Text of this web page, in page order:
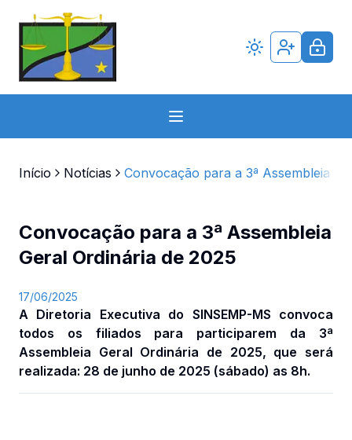
Início Notícias Convocação para a 3ª Assembleia
Convocação para a 3ª Assembleia
Geral Ordinária de 2025
17/06/2025
A Diretoria Executiva do SINSEMP-MS convoca
todos os filiados para participarem da 3ª
Assembleia Geral Ordinária de 2025, que será
realizada: 28 de junho de 2025 (sábado) as 8h.